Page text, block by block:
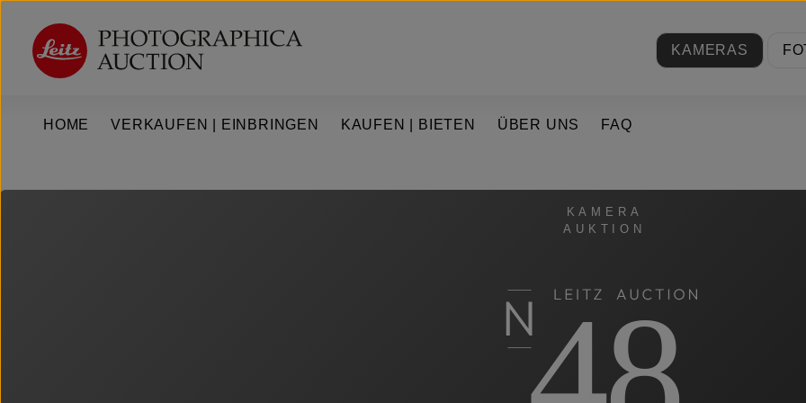
Hauptinhalt springen
Zur Hauptnavigation springen
KAMERAS
HOME VERKAUFEN | EINBRINGEN KAUFEN | BIETEN ÜBER UNS FAQ
KAMERA
AUKTION